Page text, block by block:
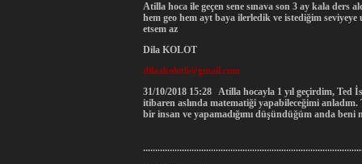
Atilla hoca ile geçen sene sınava son 3 ay kala
hem geo hem ayt baya ilerledik ve istediğim
etsem az
Dila KOLOT
dilaakolot6@gmail.com
31/10/2018 15:28 Atilla hocayla 1 yıl geçirdim, Ted
itibaren aslında matematiği yapabileceğimi
bir insan ve yapamadığımı düşündüğüm anda